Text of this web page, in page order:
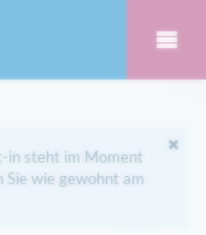
in steht im Moment
Sie wie gewohnt am